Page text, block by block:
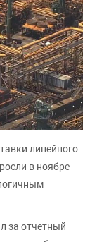
линейного
в ноябре
за отчетный